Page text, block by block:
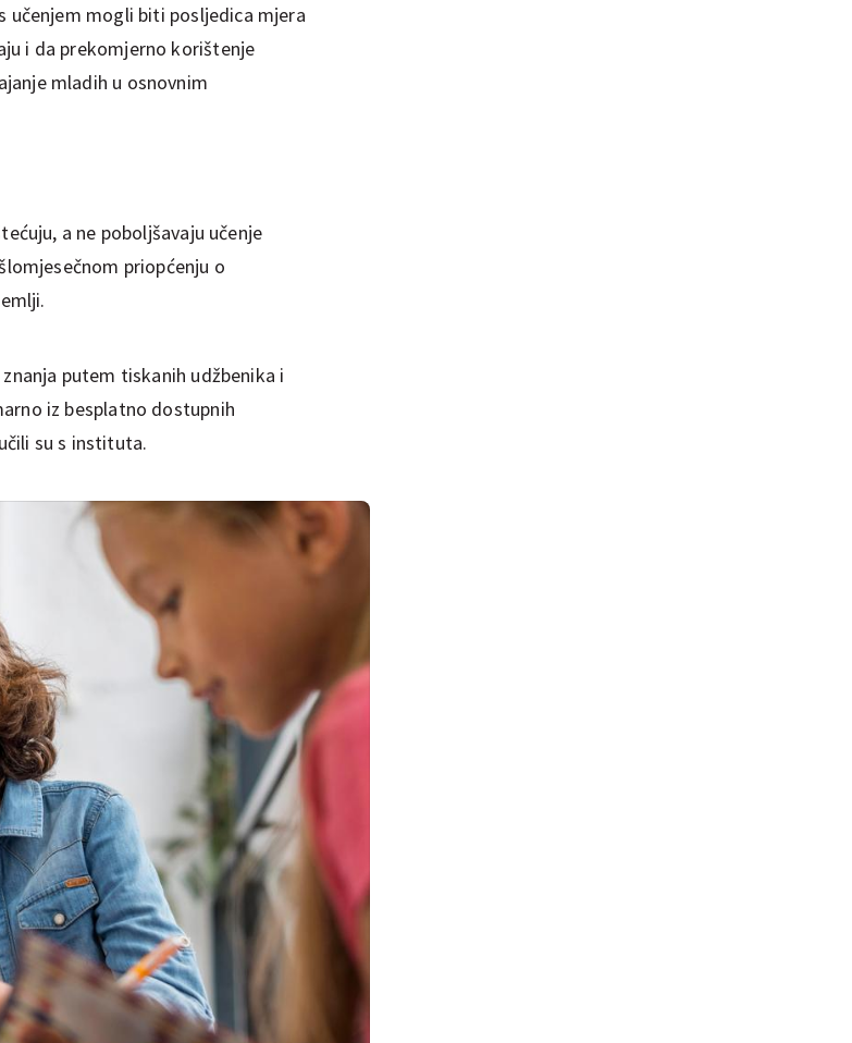
učenjem mogli biti posljedica mjera
i da prekomjerno korištenje
mladih u osnovnim
a ne poboljšavaju učenje
priopćenju o
putem tiskanih udžbenika i
iz besplatno dostupnih
su s instituta.